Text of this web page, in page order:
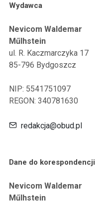
Wydawca
Nevicom Waldemar
Műlhstein
ul. R. Kaczmarczyka 17
85-796 Bydgoszcz
NIP: 5541751097
REGON: 340781630
redakcja@obud.pl
Dane do korespondencji
Nevicom Waldemar
Műlhstein